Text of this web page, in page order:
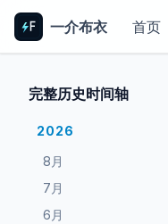
一介布衣 首页
完整历史时间轴
2026
8月
7月
6月